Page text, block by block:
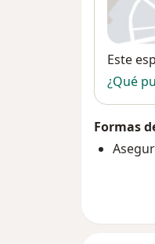
Este
¿Qué
Formas